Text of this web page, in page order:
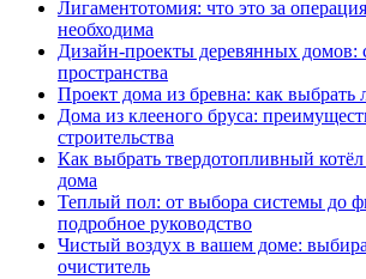
Лигаментотомия: что это за
необходима
Дизайн-проекты деревянных домов:
пространства
Проект дома из бревна: как выбрать
Дома из клееного бруса:
строительства
Как выбрать твердотопливный
дома
Теплый пол: от выбора системы до
подробное руководство
Чистый воздух в вашем доме:
очиститель